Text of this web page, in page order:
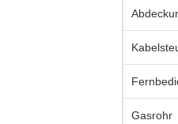
Gasrohr